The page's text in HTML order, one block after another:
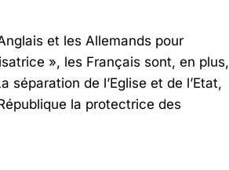
et les Allemands pour
», les Français sont, en plus,
de l’Eglise et de l’Etat,
la protectrice des